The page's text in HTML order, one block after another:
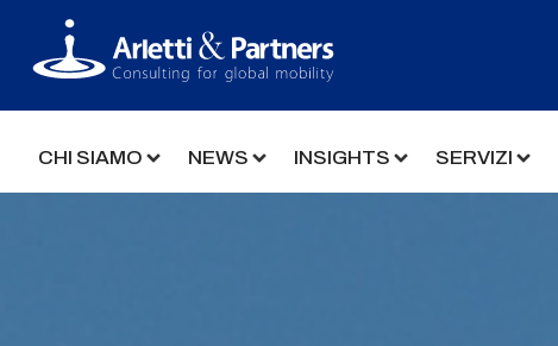
CHI SIAMO NEWS INSIGHTS SERVIZI